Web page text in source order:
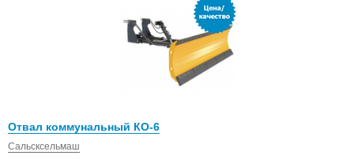
Отвал коммунальный КО-6
Сальсксельмаш